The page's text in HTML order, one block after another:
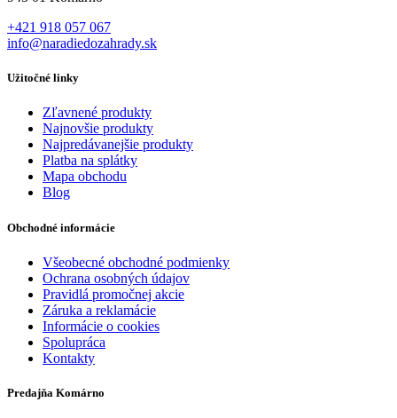
+421 918 057 067
info@naradiedozahrady.sk
Užitočné linky
Zľavnené produkty
Najnovšie produkty
Najpredávanejšie produkty
Platba na splátky
Mapa obchodu
Blog
Obchodné informácie
Všeobecné obchodné podmienky
Ochrana osobných údajov
Pravidlá promočnej akcie
Záruka a reklamácie
Informácie o cookies
Spolupráca
Kontakty
Predajňa Komárno